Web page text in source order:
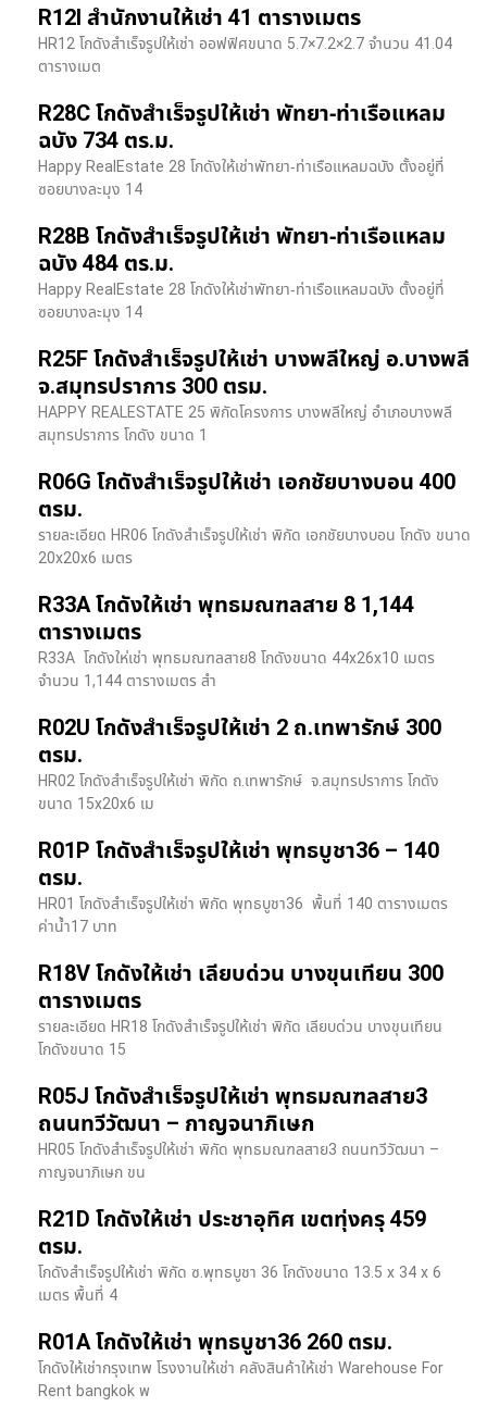
R12I สำนักงานให้เช่า 41 ตารางเมตร
HR12 โกดังสำเร็จรูปให้เช่า ออฟฟิศขนาด 5.7×7.2×2.7 จำนวน 41.04
ตารางเมต
R28C โกดังสำเร็จรูปให้เช่า พัทยา-ท่าเรือแหลม
ฉบัง 734 ตร.ม.
Happy RealEstate 28 โกดังให้เช่าพัทยา-ท่าเรือแหลมฉบัง ตั้งอยู่ที่
ซอยบางละมุง 14
R28B โกดังสำเร็จรูปให้เช่า พัทยา-ท่าเรือแหลม
ฉบัง 484 ตร.ม.
Happy RealEstate 28 โกดังให้เช่าพัทยา-ท่าเรือแหลมฉบัง ตั้งอยู่ที่
ซอยบางละมุง 14
R25F โกดังสำเร็จรูปให้เช่า บางพลีใหญ่ อ.บางพลี
จ.สมุทรปราการ 300 ตรม.
HAPPY REALESTATE 25 พิกัดโครงการ บางพลีใหญ่ อำเภอบางพลี
สมุทรปราการ โกดัง ขนาด 1
R06G โกดังสำเร็จรูปให้เช่า เอกชัยบางบอน 400
ตรม.
รายละเอียด HR06 โกดังสำเร็จรูปให้เช่า พิกัด เอกชัยบางบอน โกดัง ขนาด
20x20x6 เมตร
R33A โกดังให้เช่า พุทธมณฑลสาย 8 1,144
ตารางเมตร
R33A โกดังให่เช่า พุทธมณฑลสาย8 โกดังขนาด 44x26x10 เมตร
จำนวน 1,144 ตารางเมตร สำ
R02U โกดังสำเร็จรูปให้เช่า 2 ถ.เทพารักษ์ 300
ตรม.
HR02 โกดังสำเร็จรูปให้เช่า พิกัด ถ.เทพารักษ์ จ.สมุทรปราการ โกดัง
ขนาด 15x20x6 เม
R01P โกดังสำเร็จรูปให้เช่า พุทธบูชา36 – 140
ตรม.
HR01 โกดังสำเร็จรูปให้เช่า พิกัด พุทธบูชา36 พื้นที่ 140 ตารางเมตร
ค่าน้ำ17 บาท
R18V โกดังให้เช่า เลียบด่วน บางขุนเทียน 300
ตารางเมตร
รายละเอียด HR18 โกดังสำเร็จรูปให้เช่า พิกัด เลียบด่วน​ บางขุนเทียน​
โกดังขนาด 15
R05J โกดังสำเร็จรูปให้เช่า พุทธมณฑลสาย3
ถนนทวีวัฒนา – กาญจนาภิเษก
HR05 โกดังสำเร็จรูปให้เช่า พิกัด พุทธมณฑลสาย3 ถนนทวีวัฒนา –
กาญจนาภิเษก ขน
R21D โกดังให้เช่า ประชาอุทิศ เขตทุ่งครุ 459
ตรม.
โกดังสำเร็จรูปให้เช่า พิกัด ซ.พุทธบูชา 36 โกดังขนาด 13.5 x 34 x 6
เมตร พื้นที่ 4
R01A โกดังให้เช่า พุทธบูชา36 260 ตรม.
โกดังให้เช่ากรุงเทพ โรงงานให้เช่า คลังสินค้าให้เช่า Warehouse For
Rent bangkok พ